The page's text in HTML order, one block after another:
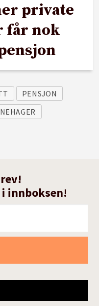
private
får nok
PENSJON
innboksen!